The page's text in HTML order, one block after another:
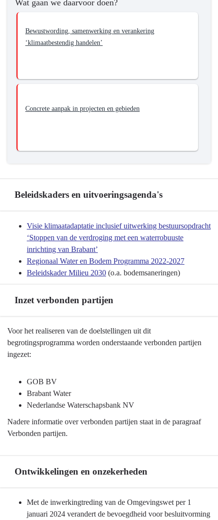
Wat gaan we daarvoor doen?
Bewustwording, samenwerking en verankering
‘klimaatbestendig handelen’
Concrete aanpak in projecten en gebieden
Beleidskaders en uitvoeringsagenda's
navigatie
Programma
Water
Beleidskaders
Visie klimaatadaptatie inclusief uitwerking bestuursopdracht
‘Stoppen van de verdroging met een waterrobuuste
inrichting van Brabant’
Regionaal Water en Bodem Programma 2022-2027
Beleidskader Milieu 2030 (o.a. bodemsaneringen)
Inzet verbonden partijen
Terug
naar
navigatie
Programma
bodem
partijen
Voor het realiseren van de doelstellingen uit dit
begrotingsprogramma worden onderstaande verbonden partijen
ingezet:
GOB BV
Brabant Water
Nederlandse Waterschapsbank NV
Nadere informatie over verbonden partijen staat in de paragraaf
Verbonden partijen.
Ontwikkelingen en onzekerheden
Met de inwerkingtreding van de Omgevingswet per 1
januari 2024 verandert de bevoegdheid voor besluitvorming